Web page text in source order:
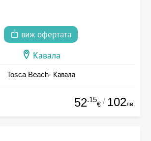
виж офертата
Кавала
Tosca Beach- Кавала
52.15
€ / 102лв.